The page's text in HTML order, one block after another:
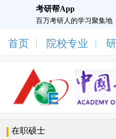
考研帮App
百万考研人的学习聚集地
首页 院校专业
在职硕士